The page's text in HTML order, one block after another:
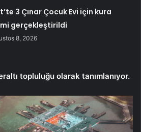
3 Çınar Çocuk Evi için kura
gerçekleştirildi
8, 2026
topluluğu olarak tanımlanıyor.